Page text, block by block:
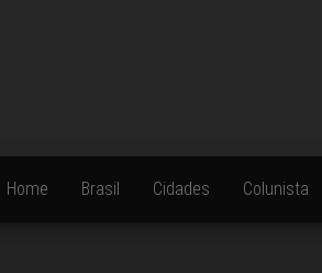
Home Brasil Cidades Colunista